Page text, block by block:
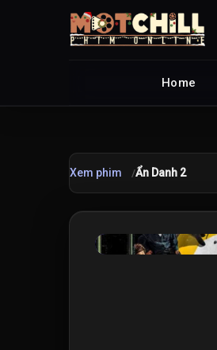
Home
Xem phim Ẩn Danh 2
★ /10